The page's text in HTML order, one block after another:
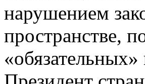
нарушением
пространстве,